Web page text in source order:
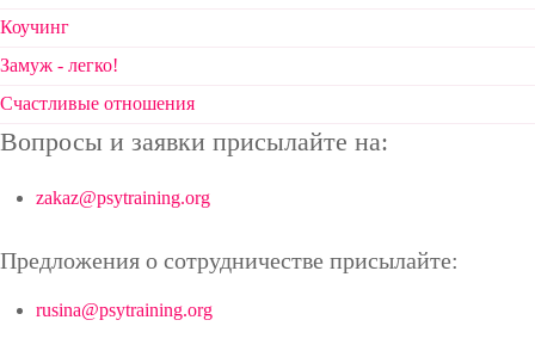
Коучинг
Замуж - легко!
Счастливые отношения
Вопросы и заявки присылайте на:
zakaz@psytraining.org
Предложения о сотрудничестве присылайте:
rusina@psytraining.org